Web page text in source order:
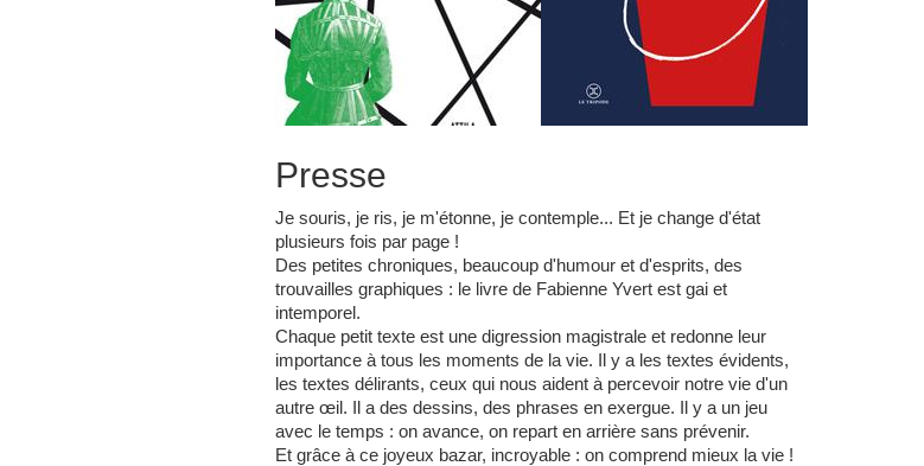
Presse
Je souris, je ris, je m'étonne, je contemple... Et je change d'état
plusieurs fois par page !
Des petites chroniques, beaucoup d'humour et d'esprits, des
trouvailles graphiques : le livre de Fabienne Yvert est gai et
intemporel.
Chaque petit texte est une digression magistrale et redonne leur
importance à tous les moments de la vie. Il y a les textes évidents,
les textes délirants, ceux qui nous aident à percevoir notre vie d'un
autre œil. Il a des dessins, des phrases en exergue. Il y a un jeu
avec le temps : on avance, on repart en arrière sans prévenir.
Et grâce à ce joyeux bazar, incroyable : on comprend mieux la vie !